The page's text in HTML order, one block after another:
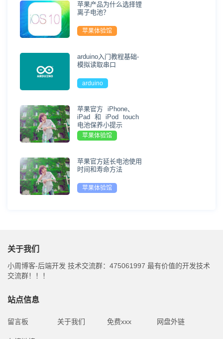
苹果产品为什么选择锂
离子电池？
苹果体验馆
arduino入门教程基础-
模拟读取串口
arduino
苹果官方 iPhone、
iPad 和 iPod touch
电池保养小提示
苹果体验馆
苹果官方延长电池使用
时间和寿命方法
苹果体验馆
关于我们
小周博客-后端开发 技术交流群：475061997 最有价值的开发技术
交流群！！！
站点信息
留言板 关于我们 免费xxx 网盘外链